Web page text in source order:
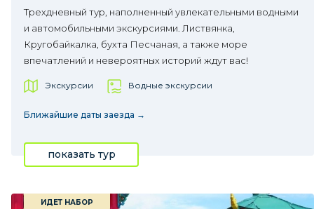
Трехдневный тур, наполненный увлекательными водными
и автомобильными экскурсиями. Листвянка,
Кругобайкалка, бухта Песчаная, а также море
впечатлений и невероятных историй ждут вас!
Экскурсии Водные экскурсии
Ближайшие даты заезда →
показать тур
ИДЕТ НАБОР